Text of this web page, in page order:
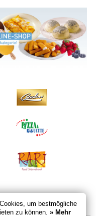
um bestmögliche
zu können. » Mehr